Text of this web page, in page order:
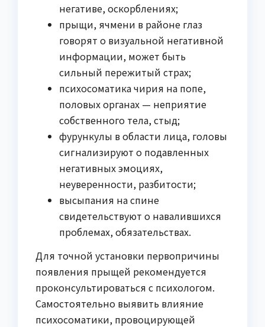
негативе, оскорблениях;
прыщи, ячмени в районе глаз
говорят о визуальной негативной
информации, может быть
сильный пережитый страх;
психосоматика чирия на попе,
половых органах — неприятие
собственного тела, стыд;
фурункулы в области лица, головы
сигнализируют о подавленных
негативных эмоциях,
неуверенности, разбитости;
высыпания на спине
свидетельствуют о навалившихся
проблемах, обязательствах.
Для точной установки первопричины
появления прыщей рекомендуется
проконсультироваться с психологом.
Самостоятельно выявить влияние
психосоматики, провоцирующей